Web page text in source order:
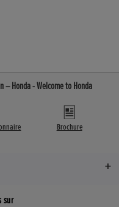
– Honda - Welcome to Honda
Brochure
sur